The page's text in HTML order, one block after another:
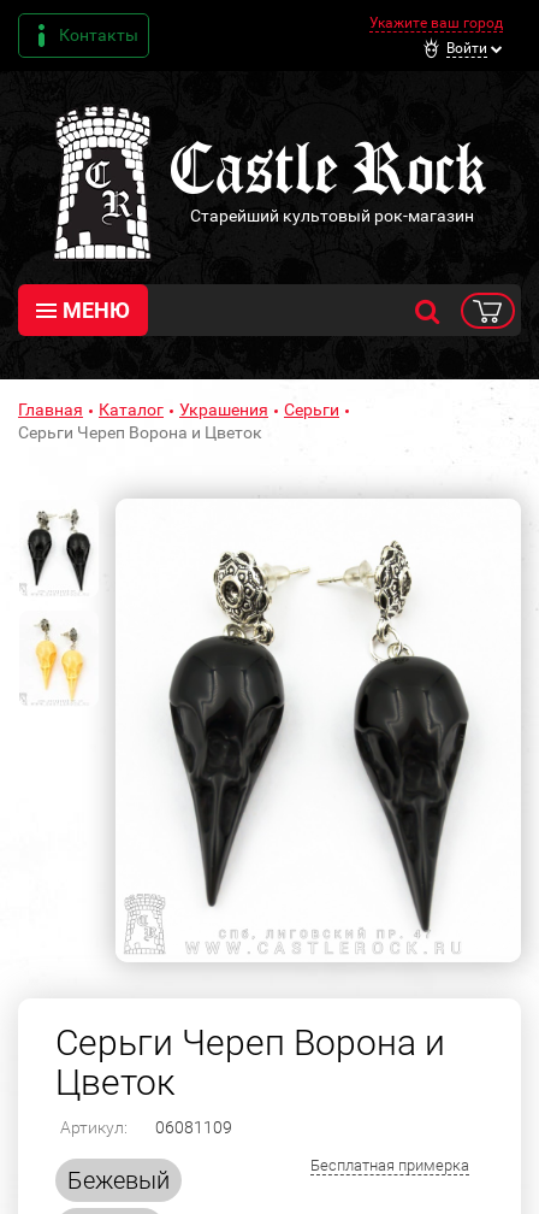
Контакты
Укажите ваш город
Войти
Старейший культовый рок-магазин
МЕНЮ
Главная Каталог Украшения
Серьги
Серьги Череп Ворона и Цветок
Серьги Череп Ворона и
Цветок
Артикул: 06081109
Бежевый
Бесплатная примерка